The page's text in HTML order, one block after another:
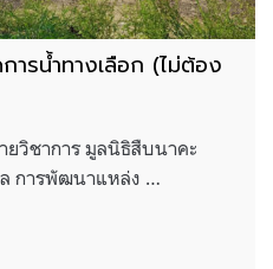
ารน้ำทางเลือก (ไม่ต้อง
วิชาการ มูลนิธิสืบนาคะ
การพัฒนาแหล่ง …
อการจัดการน้ำทางเลือก (ไม่ต้องสร้